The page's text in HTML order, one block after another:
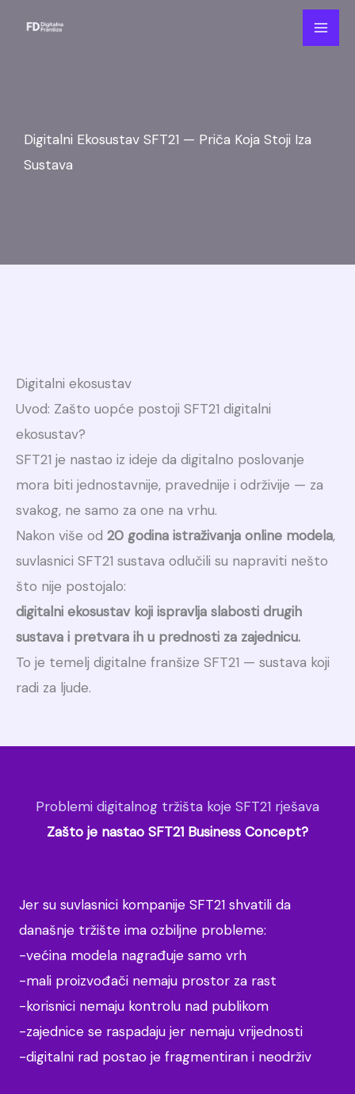
Digitalni Ekosustav SFT21 — Priča Koja Stoji Iza
Sustava
Digitalni ekosustav
Uvod: Zašto uopće postoji SFT21 digitalni
ekosustav?
SFT21 je nastao iz ideje da digitalno poslovanje
mora biti jednostavnije, pravednije i održivije — za
svakog, ne samo za one na vrhu.
Nakon više od 20 godina istraživanja online modela,
suvlasnici SFT21 sustava odlučili su napraviti nešto
što nije postojalo:
digitalni ekosustav koji ispravlja slabosti drugih
sustava i pretvara ih u prednosti za zajednicu.
To je temelj digitalne franšize SFT21 — sustava koji
radi za ljude.
Problemi digitalnog tržišta koje SFT21 rješava
Zašto je nastao SFT21 Business Concept?
Jer su suvlasnici kompanije SFT21 shvatili da
današnje tržište ima ozbiljne probleme:
-većina modela nagrađuje samo vrh
-mali proizvođači nemaju prostor za rast
-korisnici nemaju kontrolu nad publikom
-zajednice se raspadaju jer nemaju vrijednosti
-digitalni rad postao je fragmentiran i neodrživ